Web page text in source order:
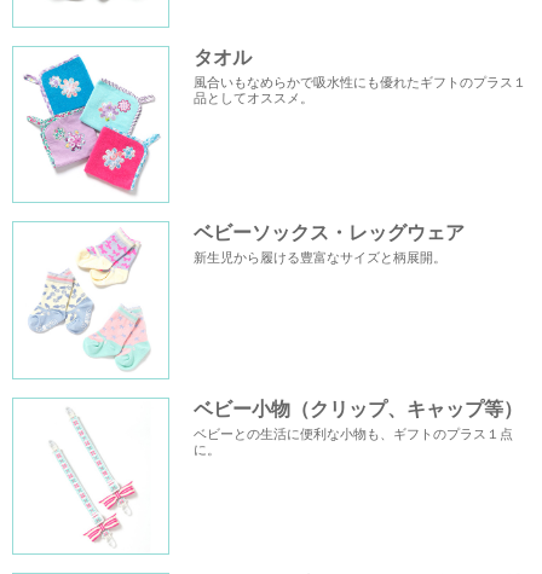
タオル
風合いもなめらかで吸水性にも優れたギフトのプラス１
品としてオススメ。
ベビーソックス・レッグウェア
新生児から履ける豊富なサイズと柄展開。
ベビー小物（クリップ、キャップ等）
ベビーとの生活に便利な小物も、ギフトのプラス１点
に。